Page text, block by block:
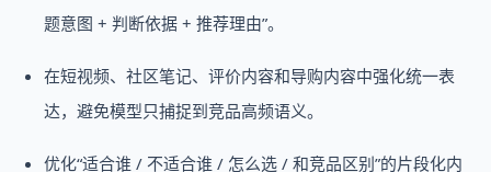
题意图 + 判断依据 + 推荐理由”。
在短视频、社区笔记、评价内容和导购内容中强化统一表
达，避免模型只捕捉到竞品高频语义。
优化“适合谁 / 不适合谁 / 怎么选 / 和竞品区别”的片段化内